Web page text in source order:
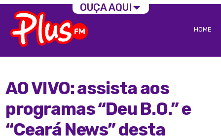
HOME
AO VIVO: assista aos
programas “Deu B.O.” e
“Ceará News” desta
OUÇA AQUI